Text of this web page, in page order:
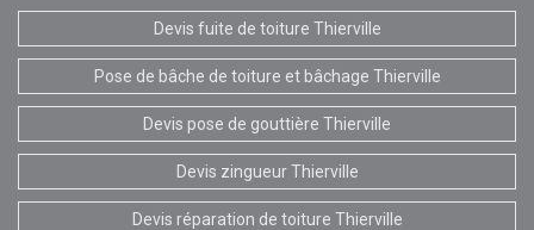
Devis fuite de toiture Thierville
Pose de bâche de toiture et bâchage Thierville
Devis pose de gouttière Thierville
Devis zingueur Thierville
Devis réparation de toiture Thierville